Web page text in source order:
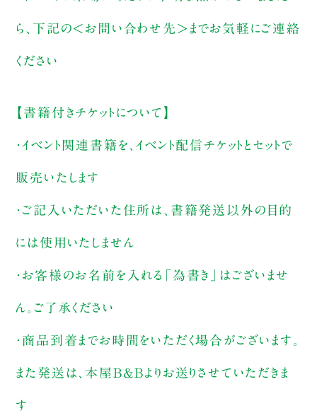
ら、下記の＜お問い合わせ先＞までお気軽にご連絡
ください
【書籍付きチケットについて】
・イベント関連書籍を、イベント配信チケットとセットで
販売いたします
・ご記入いただいた住所は、書籍発送以外の目的
には使用いたしません
・お客様のお名前を入れる「為書き」はございませ
ん。ご了承ください
・商品到着までお時間をいただく場合がございます。
また発送は、本屋B&Bよりお送りさせていただきま
す